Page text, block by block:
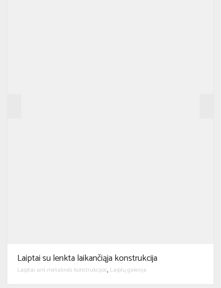
Laiptai su lenkta laikančiąja konstrukcija
Laiptai ant metalinės konstrukcijos Laiptų galerija